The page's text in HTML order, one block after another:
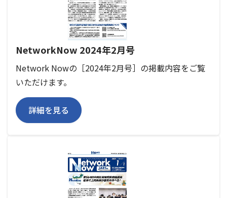
NetworkNow 2024年2月号
Network Nowの［2024年2月号］の掲載内容をご覧
いただけます。
詳細を見る